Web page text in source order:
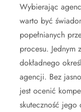
Wybierając
warto być
popełnianych
procesu. Jednym
dokładnego
agencji. Bez
jest ocenić
skuteczność jego